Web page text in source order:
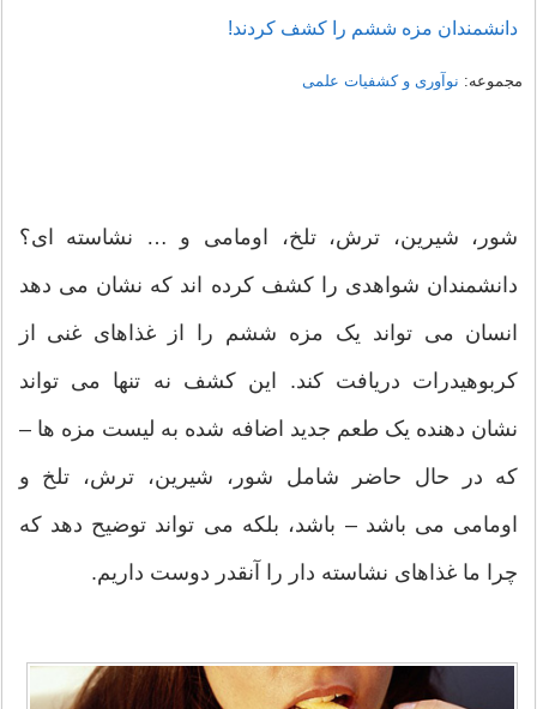
دانشمندان مزه ششم را کشف کردند!
مجموعه: نوآوری و کشفیات علمی
شور، شیرین، ترش، تلخ، اومامی و … نشاسته ای؟
دانشمندان شواهدی را کشف کرده اند که نشان می دهد
انسان می تواند یک مزه ششم را از غذاهای غنی از
کربوهیدرات دریافت کند. این کشف نه تنها می تواند
نشان دهنده یک طعم جدید اضافه شده به لیست مزه ها –
که در حال حاضر شامل شور، شیرین، ترش، تلخ و
اومامی می باشد – باشد، بلکه می تواند توضیح دهد که
چرا ما غذاهای نشاسته دار را آنقدر دوست داریم.